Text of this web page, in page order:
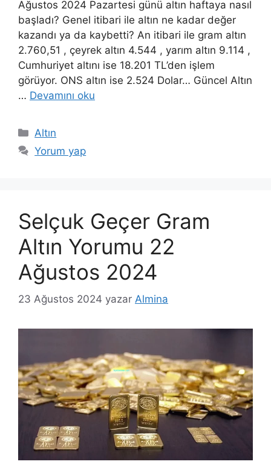
Ağustos 2024 Pazartesi günü altın haftaya nasıl
başladı? Genel itibari ile altın ne kadar değer
kazandı ya da kaybetti? An itibari ile gram altın
2.760,51 , çeyrek altın 4.544 , yarım altın 9.114 ,
Cumhuriyet altını ise 18.201 TL’den işlem
görüyor. ONS altın ise 2.524 Dolar… Güncel Altın
… Devamını oku
Kategoriler
Altın
Yorum yap
Selçuk Geçer Gram
Altın Yorumu 22
Ağustos 2024
23 Ağustos 2024 yazar Almina